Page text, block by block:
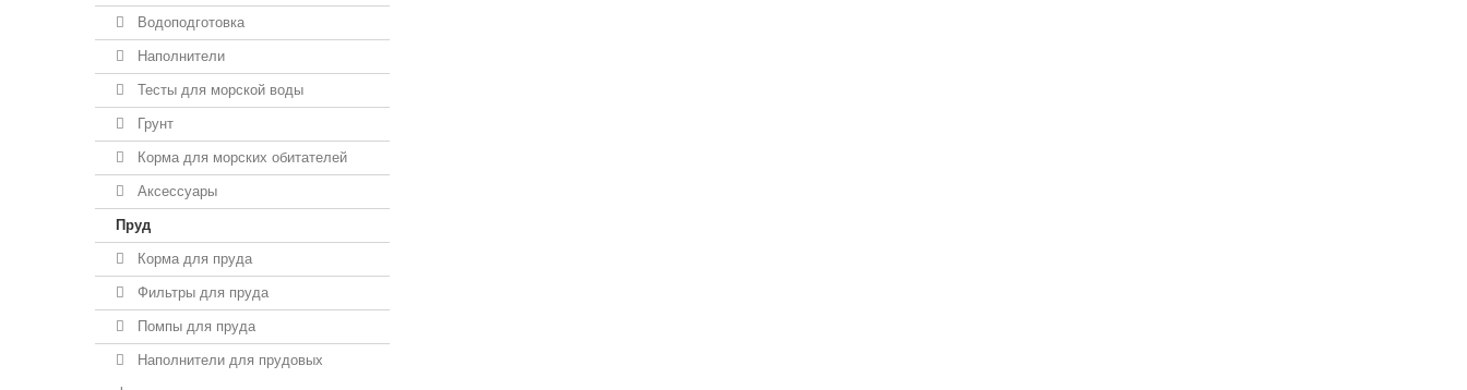
Водоподготовка
Наполнители
Тесты для морской воды
Грунт
Корма для морских обитателей
Аксессуары
Пруд
Корма для пруда
Фильтры для пруда
Помпы для пруда
Наполнители для прудовых